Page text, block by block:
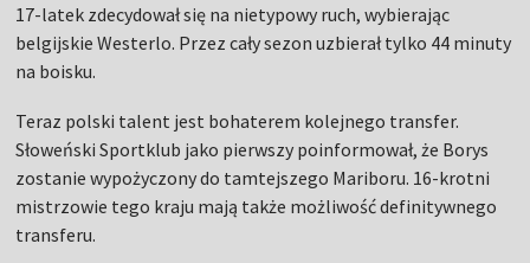
17-latek zdecydował się na nietypowy ruch, wybierając
belgijskie Westerlo. Przez cały sezon uzbierał tylko 44 minuty
na boisku.
Teraz polski talent jest bohaterem kolejnego transfer.
Słoweński Sportklub jako pierwszy poinformował, że Borys
zostanie wypożyczony do tamtejszego Mariboru. 16-krotni
mistrzowie tego kraju mają także możliwość definitywnego
transferu.